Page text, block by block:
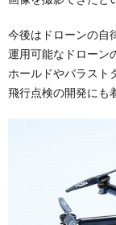
今後はドローンの自
運用可能なドローン
ホールドやバラスト
飛行点検の開発にも